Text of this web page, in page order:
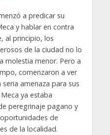
a predicar su
y hablar en contra
al principio, los
de la ciudad no lo
molestia menor. Pero a
comenzaron a ver
amenaza para sus
ya estaba
peregrinaje pagano y
de
de la localidad.